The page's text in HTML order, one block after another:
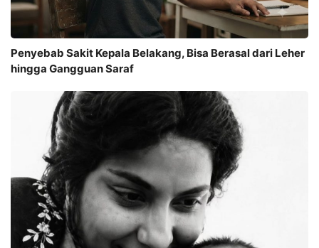
Penyebab Sakit Kepala Belakang, Bisa Berasal dari Leher
hingga Gangguan Saraf